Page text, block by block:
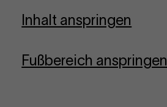
Inhalt anspringen
Fußbereich anspringen
Zur Startseite